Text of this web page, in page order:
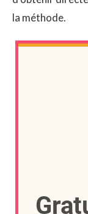
la méthode.